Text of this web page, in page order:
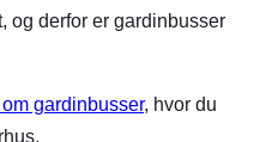
og derfor er gardinbusser
gardinbusser, hvor du